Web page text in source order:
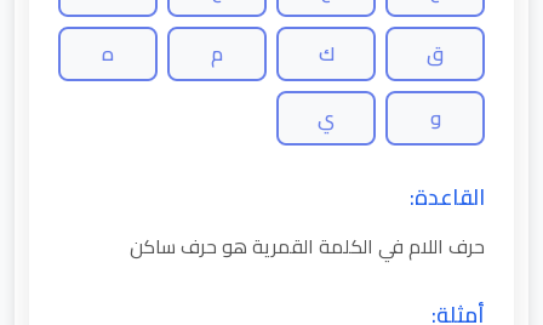
ق
ك م
ه
و
ي
القاعدة:
حرف اللام في الكلمة القمرية هو حرف ساكن
أمثلة: